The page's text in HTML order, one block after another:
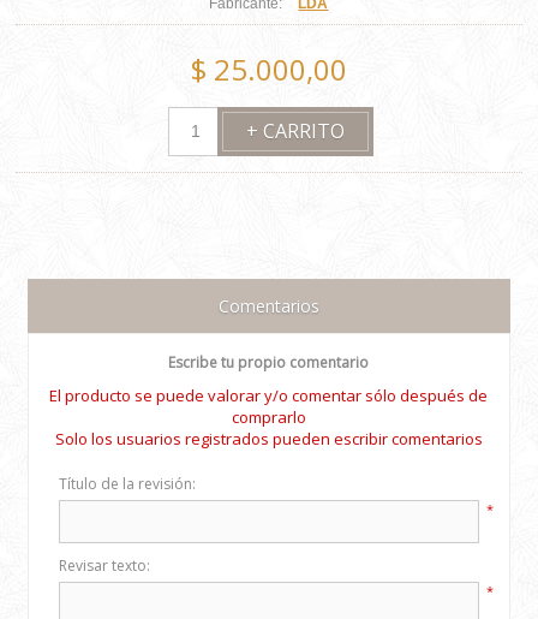
$ 25.000,00
Comentarios
Escribe tu propio comentario
El producto se puede valorar y/o comentar sólo después de
comprarlo
Solo los usuarios registrados pueden escribir comentarios
Título de la revisión:
*
Revisar texto:
*